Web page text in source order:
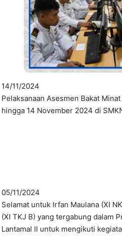
14/11/2024
Pelaksanaan Asesmen Bakat
hingga 14 November 2024 di
05/11/2024
Selamat untuk Irfan Maulana (XI
(XI TKJ B) yang tergabung dalam
Lantamal II untuk mengikuti